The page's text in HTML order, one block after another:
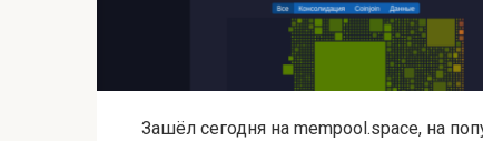
Зашёл сегодня на mempool.space, на